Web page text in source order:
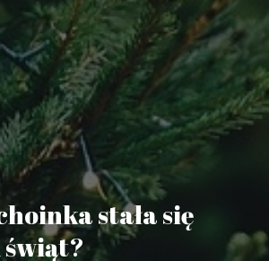
stała się
świąt?